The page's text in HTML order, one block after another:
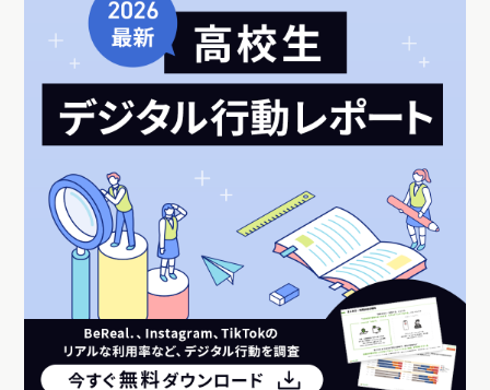
得られた調査結果は戦略構築や体験設計のアウトプット（リー
ンキャンバス、SWOT分析、カスタマージャーニーマップ、ユ
ーザーストーリーマップなど）へ接続がしやすく、提供価値を
定義する決定的なインプットになります。
査を行うきっかけになったり、定量調査オンリーの会社で定性
的なアプローチを取り入れるきっかけになります。デザインリ
サーチ中心の組織とも相性が良い調査手法です。
＼Googleでマナミナをフォロー！／